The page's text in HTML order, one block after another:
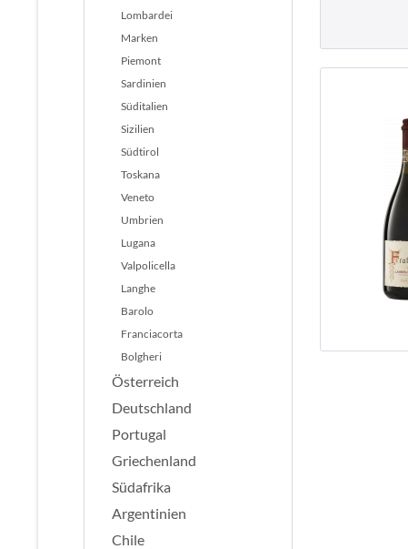
Lombardei
Marken
Piemont
Sardinien
Süditalien
Sizilien
Südtirol
Toskana
Veneto
Umbrien
Lugana
Valpolicella
Langhe
Barolo
Franciacorta
Bolgheri
Österreich
Deutschland
Portugal
Griechenland
Südafrika
Argentinien
Chile